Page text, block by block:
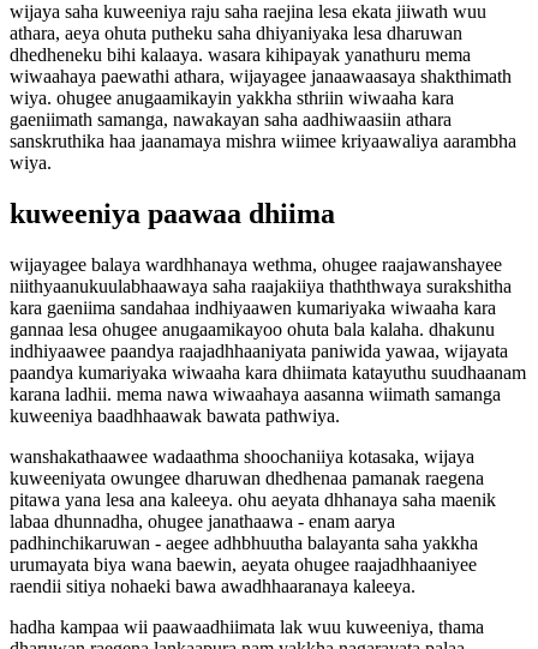
wijaya saha kuweeniya raju saha raejina lesa ekata jiiwath wuu
athara, aeya ohuta putheku saha dhiyaniyaka lesa dharuwan
dhedheneku bihi kalaaya. wasara kihipayak yanathuru mema
wiwaahaya paewathi athara, wijayagee janaawaasaya shakthimath
wiya. ohugee anugaamikayin yakkha sthriin wiwaaha kara
gaeniimath samanga, nawakayan saha aadhiwaasiin athara
sanskruthika haa jaanamaya mishra wiimee kriyaawaliya aarambha
wiya.
kuweeniya paawaa dhiima
wijayagee balaya wardhhanaya wethma, ohugee raajawanshayee
niithyaanukuulabhaawaya saha raajakiiya thaththwaya surakshitha
kara gaeniima sandahaa indhiyaawen kumariyaka wiwaaha kara
gannaa lesa ohugee anugaamikayoo ohuta bala kalaha. dhakunu
indhiyaawee paandya raajadhhaaniyata paniwida yawaa, wijayata
paandya kumariyaka wiwaaha kara dhiimata katayuthu suudhaanam
karana ladhii. mema nawa wiwaahaya aasanna wiimath samanga
kuweeniya baadhhaawak bawata pathwiya.
wanshakathaawee wadaathma shoochaniiya kotasaka, wijaya
kuweeniyata owungee dharuwan dhedhenaa pamanak raegena
pitawa yana lesa ana kaleeya. ohu aeyata dhhanaya saha maenik
labaa dhunnadha, ohugee janathaawa - enam aarya
padhinchikaruwan - aegee adhbhuutha balayanta saha yakkha
urumayata biya wana baewin, aeyata ohugee raajadhhaaniyee
raendii sitiya nohaeki bawa awadhhaaranaya kaleeya.
hadha kampaa wii paawaadhiimata lak wuu kuweeniya, thama